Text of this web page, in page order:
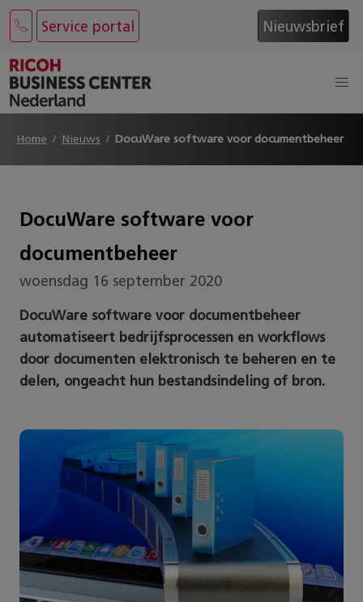
Service portal Nieuwsbrief
Home Nieuws DocuWare software voor documentbeheer
DocuWare software voor
documentbeheer
woensdag 16 september 2020
DocuWare software voor documentbeheer
automatiseert bedrijfsprocessen en workflows
door documenten elektronisch te beheren en te
delen, ongeacht hun bestandsindeling of bron.